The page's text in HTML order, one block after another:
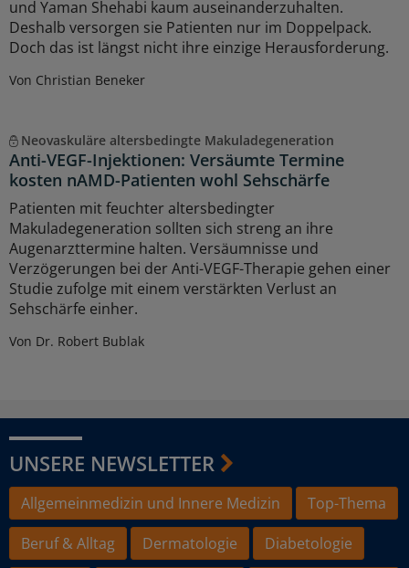
und Yaman Shehabi kaum auseinanderzuhalten.
Deshalb versorgen sie Patienten nur im Doppelpack.
Doch das ist längst nicht ihre einzige Herausforderung.
Von Christian Beneker
Neovaskuläre altersbedingte Makuladegeneration
Anti-VEGF-Injektionen: Versäumte Termine
kosten nAMD-Patienten wohl Sehschärfe
Patienten mit feuchter altersbedingter
Makuladegeneration sollten sich streng an ihre
Augenarzttermine halten. Versäumnisse und
Verzögerungen bei der Anti-VEGF-Therapie gehen einer
Studie zufolge mit einem verstärkten Verlust an
Sehschärfe einher.
Von Dr. Robert Bublak
UNSERE NEWSLETTER
Allgemeinmedizin und Innere Medizin
Top-Thema
Beruf & Alltag
Dermatologie
Diabetologie